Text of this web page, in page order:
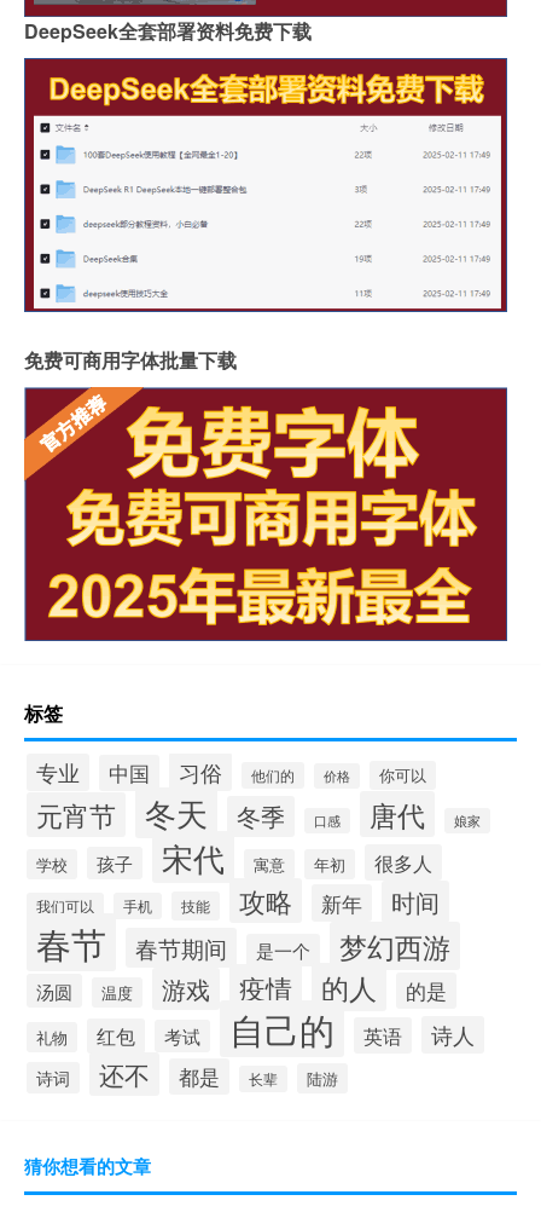
DeepSeek全套部署资料免费下载
免费可商用字体批量下载
标签
专业 中国 习俗 他们的 价格 你可以
元宵节 冬天 冬季 口感 唐代 娘家
学校 孩子 宋代 寓意 年初 很多人
我们可以 手机 技能 攻略 新年 时间
春节 春节期间 是一个 梦幻西游
汤圆 温度 游戏 疫情 的人 的是
礼物 红包 考试 自己的 英语 诗人
诗词 还不 都是 长辈 陆游
猜你想看的文章